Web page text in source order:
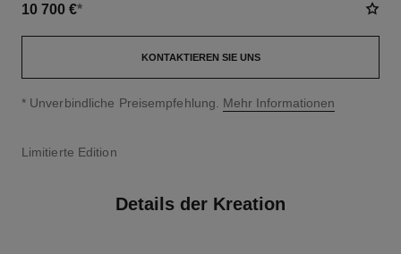
10 700 €*
KONTAKTIEREN SIE UNS
↩
* Unverbindliche Preisempfehlung. Mehr Informationen
Limitierte Edition
Details der Kreation